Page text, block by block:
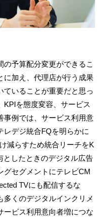
予算配分変更ができるこ
に加え、代理店が行う成果
ていることが重要だと思っ
KPIを態度変容、サービス
事例では、サービス利用意
レデジ統合FQを明らかに
減らすため統合リーチをK
としたときのデジタル広告
セグメントにテレビCM
TVにも配信するな
多くのデジタルインクリメ
ービス利用意向者増につな